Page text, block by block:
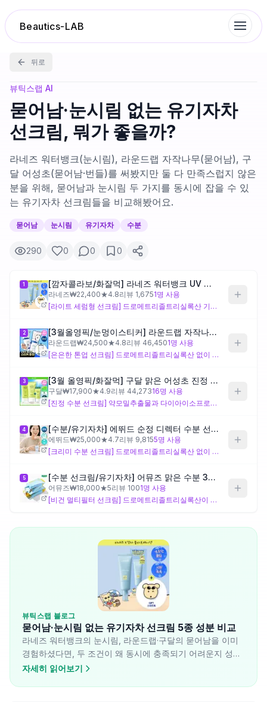
Beautics-LAB
랭킹
성분분석
나의 스킨케어
대화 이력
찜 목록
제품비교
Login
뒤로
뷰틱스랩 AI
묻어남·눈시림 없는 유기자차
선크림, 뭐가 좋을까?
라네즈 워터뱅크(눈시림), 라운드랩 자작나무(묻어남), 구
달 어성초(묻어남·번들)를 써봤지만 둘 다 만족스럽지 않은
분을 위해, 묻어남과 눈시림 두 가지를 동시에 잡을 수 있
는 유기자차 선크림들을 비교해봤어요.
묻어남 눈시림 유기자차 수분
290 0 0 0
1 [깜자콜라보/화잘먹] 라네즈 워터뱅크 UV 베리어 선 세럼 50ml 기획 (+깜자 스마트톡)
라네즈₩22,400★4.8리뷰 1,6751명 사용
[라이트 세럼형 선크림] 드로메트리졸트리실록산 기반 실리콘 UV 필터를 사용해 밀착감이 높고 묻어남이 적은 설계로, 톤업 없이 자연스러운 피부 표현을 원하는 분께 잘 맞는 제형이에요. 다만 드로메트리졸트리실록산은 눈가 자극의 원인으로 지목되는 UV 필터 성분이라, 사용자가 이미 경험하셨듯 눈 시림 개선이 우선 조건이라면 이 제품은 근본적인 해결책이 되기 어렵습니다.
2 [3월올영픽/눈멍이스티커] 라운드랩 자작나무 수분 선크림 50ml 1+1 기획 (+스티커 모음) (눈멍이 콜라보)
라운드랩₩24,500★4.8리뷰 46,4501명 사용
[은은한 톤업 선크림] 드로메트리졸트리실록산 없이 4종 유기자차 필터를 조합해 눈 시림 가능성을 낮게 설계했으며, 폴리메틸실세스퀴옥세인에 의한 은은한 뽀얀 표현이 이 제품의 차별점이에요. 다만 코코-카프릴레이트/카프레이트 계열 에몰리언트 성분이 포함되어 있어 어두운 옷에 묻어나는 현상은 이 제형 구조에서 기인할 수 있으므로, 전사 문제가 최우선 조건이라면 주의가 필요합니다.
3 [3월 올영픽/화잘먹] 구달 맑은 어성초 진정 수분 선크림 50ml 1+1 기획 (+25ml 미니어처)
구달₩17,900★4.9리뷰 44,27316명 사용
[진정 수분 선크림] 약모밀추출물과 다이아이소프로필세바케이트 등 에몰리언트 성분을 강화해 피부 진정과 부드러운 사용감을 설계 방향으로 삼았으나, 그 풍부한 유분 구성이 사용자가 경험하신 번들거림과 묻어남의 원인으로 작용할 수 있어요. 눈 시림 유발 성분은 없지만, 묻어남 해결이 주요 목적이라면 이 제품의 제형 설계는 해당 조건과 맞지 않는 방향입니다.
4 [수분/유기자차] 에뛰드 순정 디렉터 수분 선크림 1+1기획(50ml+50ml)
에뛰드₩25,000★4.7리뷰 9,8155명 사용
[크리미 수분 선크림] 드로메트리졸트리실록산 없이 5종 UV 필터를 조합해 눈 시림 위험을 낮췄으며, 폴리메틸실세스퀴옥세인이 없어 별도 톤업 없이 자연스러운 피부 표현에 가깝게 설계되어 있어요. 세테아릴알코올·글리세릴스테아레이트 기반의 크림형 유화 구조로 묵직한 수분감이 있는 반면, 이 유화 구조가 피지가 많은 환경에서는 전사감으로 이어질 수 있는 점은 유의가 필요합니다.
5 [수분 선크림/유기자차] 어뮤즈 맑은 수분 365 비건 선크림 40ml
어뮤즈₩18,000★5리뷰 1001명 사용
[비건 멀티필터 선크림] 드로메트리졸트리실록산이 포함된 5종 필터 조합으로 라네즈 워터뱅크와 유사한 UV 필터 설계를 가지며, 눈 시림을 유발할 수 있는 동일 성분이 함유되어 있어요. 나이아신아마이드와 폴리메틸실세스퀴옥세인을 통한 브라이트닝·소프트포커스 설계가 이 제품의 특징이나, 눈 시림 개선이 우선 조건인 분께는 적합성을 신중히 고려할 필요가 있습니다.
뷰틱스랩 블로그
묻어남·눈시림 없는 유기자차 선크림 5종 성분 비교
라네즈 워터뱅크의 눈시림, 라운드랩·구달의 묻어남을 이미
경험하셨다면, 두 조건이 왜 동시에 충족되기 어려운지 성분
설계 차이로 설명합니다. 유기자차 선크림 5종의 UV 필터 구
자세히 읽어보기